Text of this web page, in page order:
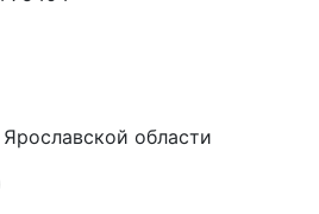
области